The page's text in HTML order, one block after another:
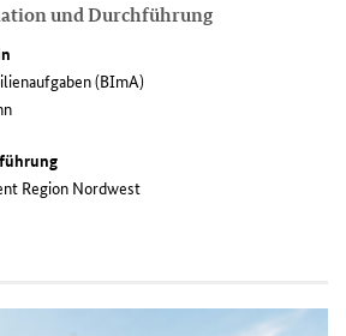
und Durchführung
(BImA)
Region Nordwest